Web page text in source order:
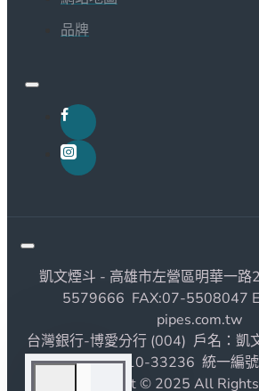
品牌
凱文煙斗 - 高雄市左營區明華一
5579666 FAX:07-5508047
pipes.com.tw
台灣銀行-博愛分行 (004) 戶名：凱
號：1190010-33236 統一編
Copyright © 2025 All